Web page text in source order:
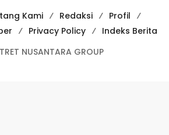
Kami Redaksi
Profil
Privacy Policy
Indeks Berita
NUSANTARA GROUP